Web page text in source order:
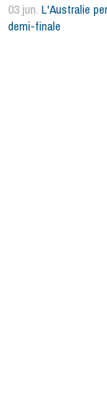
03 jun. L'Australie
demi-finale